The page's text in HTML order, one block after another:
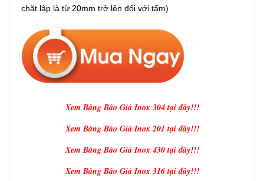
chặt lập là từ 20mm trở lên đối với tấm)
Xem Bảng Báo Giá Inox 304 tại đây!!!
Xem Bảng Báo Giá Inox 201 tại đây!!!
Xem Bảng Báo Giá Inox 430 tại đây!!!
Xem Bảng Báo Giá Inox 316 tại đây!!!